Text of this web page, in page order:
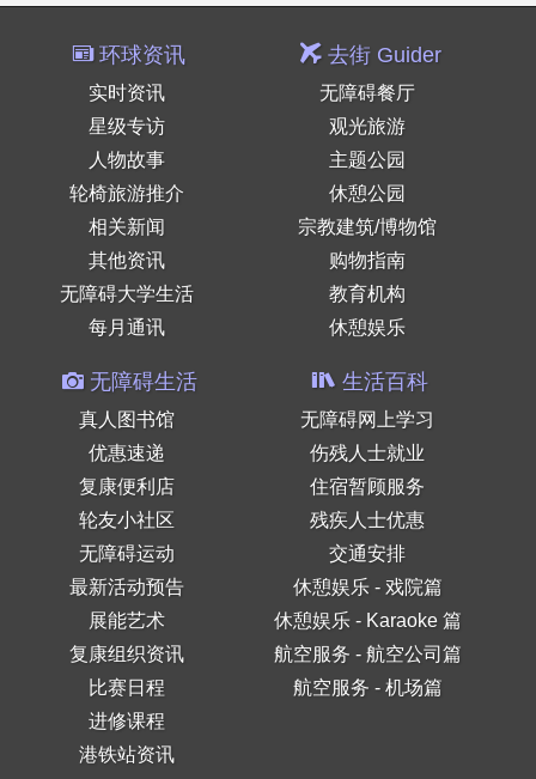
环球资讯
实时资讯
星级专访
人物故事
轮椅旅游推介
相关新闻
其他资讯
无障碍大学生活
每月通讯
去街 Guider
无障碍餐厅
观光旅游
主题公园
休憩公园
宗教建筑/博物馆
购物指南
教育机构
休憩娱乐
无障碍生活
真人图书馆
优惠速递
复康便利店
轮友小社区
无障碍运动
最新活动预告
展能艺术
复康组织资讯
比赛日程
进修课程
港铁站资讯
生活百科
无障碍网上学习
伤残人士就业
住宿暂顾服务
残疾人士优惠
交通安排
休憩娱乐 - 戏院篇
休憩娱乐 - Karaoke 篇
航空服务 - 航空公司篇
航空服务 - 机场篇